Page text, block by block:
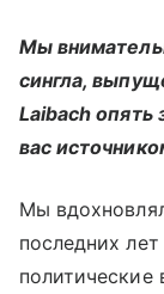
Мы
сингла,
Laibach опять
вас
Мы
последних
политические